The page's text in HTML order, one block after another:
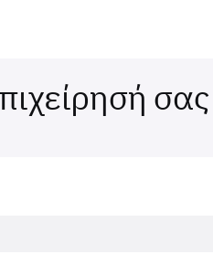
σας